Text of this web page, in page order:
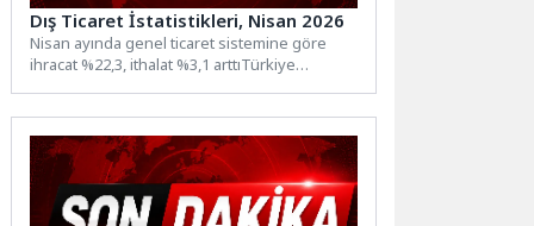
Dış Ticaret İstatistikleri, Nisan 2026
Nisan ayında genel ticaret sistemine göre
ihracat %22,3, ithalat %3,1 arttıTürkiye